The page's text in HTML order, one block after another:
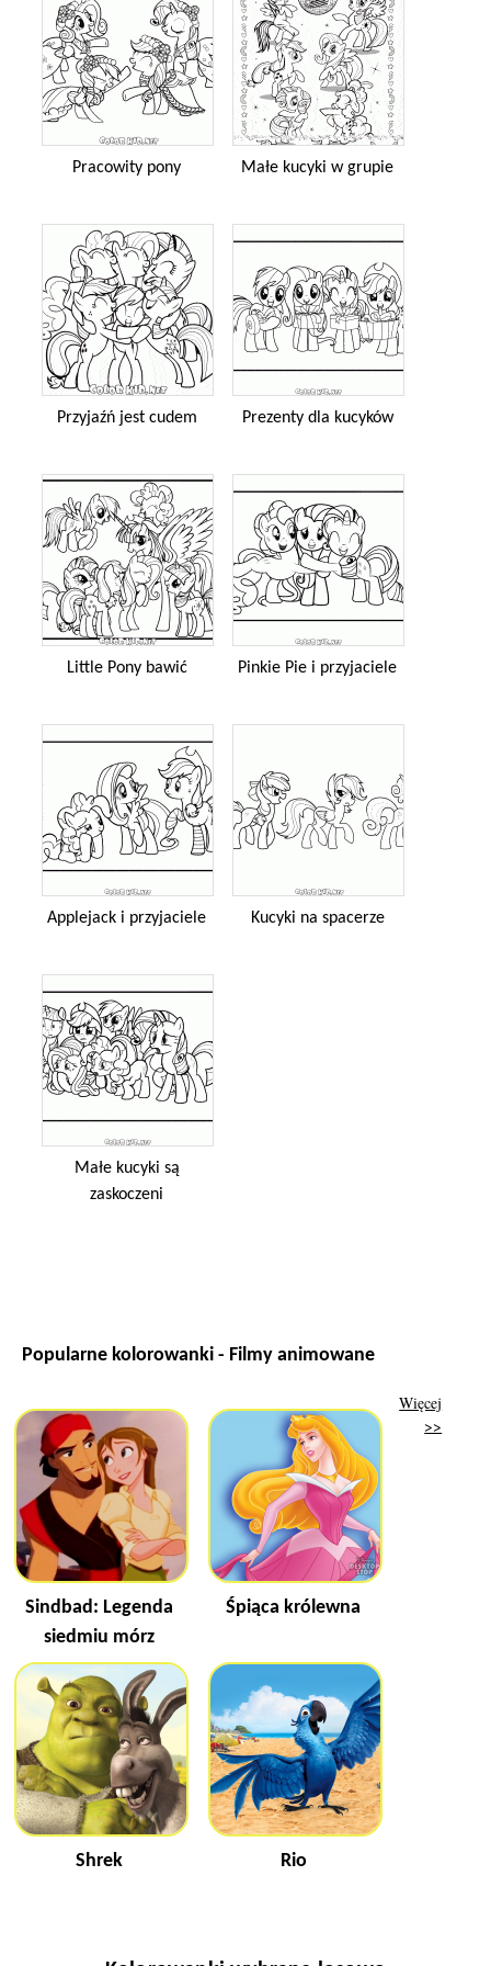
Pracowity pony Małe kucyki w grupie
Przyjaźń jest cudem Prezenty dla kucyków
Little Pony bawić Pinkie Pie i przyjaciele
Applejack i przyjaciele Kucyki na spacerze
Małe kucyki są
zaskoczeni
Popularne kolorowanki - Filmy animowane
Sindbad: Legenda
siedmiu mórz
Śpiąca królewna
Shrek Rio
Więcej
>>